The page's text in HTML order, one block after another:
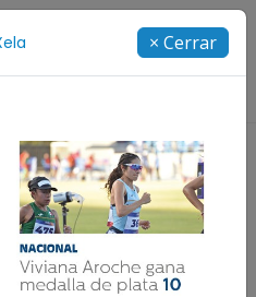
× Cerrar